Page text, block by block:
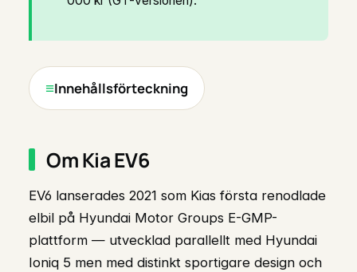
Innehållsförteckning
Om Kia EV6
EV6 lanserades 2021 som Kias första renodlade
elbil på Hyundai Motor Groups E-GMP-
plattform — utvecklad parallellt med Hyundai
Ioniq 5 men med distinkt sportigare design och